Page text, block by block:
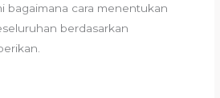
bagaimana cara menentukan
berdasarkan